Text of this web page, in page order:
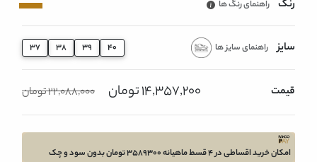
رنگ راهنمای رنگ ها
سایز راهنمای سایز ها 37 38 39
قیمت 14,357,200 تومان 22,088,000 تومان
امکان خرید اقساطی در 4 قسط ماهیانه 3589300 تومان بدون سود و چک